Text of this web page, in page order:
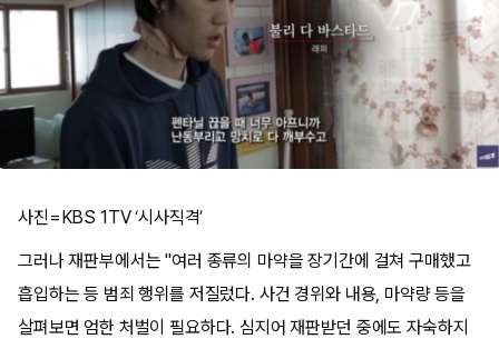
사진=KBS 1TV ‘시사직격’
그러나 재판부에서는 "여러 종류의 마약을 장기간에 걸쳐 구매했고
흡입하는 등 범죄 행위를 저질렀다. 사건 경위와 내용, 마약량 등을
살펴보면 엄한 처벌이 필요하다. 심지어 재판받던 중에도 자숙하지